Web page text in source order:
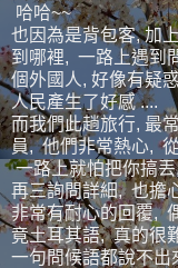
哈哈~~
也因為是背包客, 加
到哪裡, 一路上遇到
個外國人, 好像有疑
人民產生了好感 ....
而我們此趟旅行, 最
員, 他們非常熱心,
一路上就怕把你搞
再三詢問詳細, 也擔
非常有耐心的回覆,
竟土耳其語, 真的很
一句問候語都說不出